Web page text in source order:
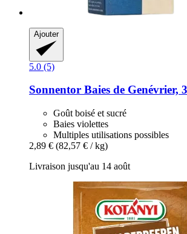
Ajouter
5.0 (5)
Sonnentor Baies de Genévrier,
Goût boisé et sucré
Baies violettes
Multiples utilisations possibles
2,89 € (82,57 € / kg)
Livraison jusqu'au 14 août